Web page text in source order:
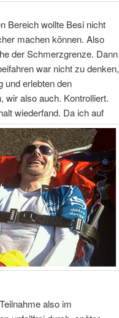
Bereich wollte Besi nicht
machen können. Also
der Schmerzgrenze. Dann
war nicht zu denken,
und erlebten den
wir also auch. Kontrolliert.
wiederfand. Da ich auf
also im